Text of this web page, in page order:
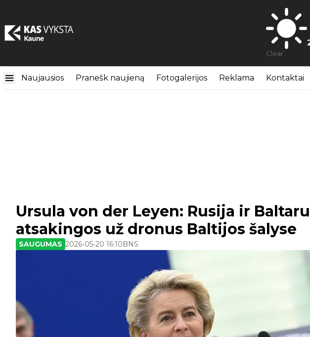
Clear
Naujausios Pranešk naujieną Fotogalerijos Reklama Kontaktai
Ursula von der Leyen: Rusija ir
atsakingos už dronus Baltijos šalyse
SAUGUMAS 2026-05-20 16:10BNS